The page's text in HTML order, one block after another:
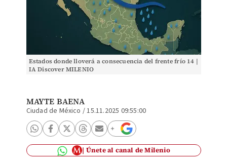
Estados donde lloverá a consecuencia del frente frío 14 |
IA Discover MILENIO
MAYTE BAENA
Ciudad de México /15.11.2025 09:55:00
Únete al canal de Milenio